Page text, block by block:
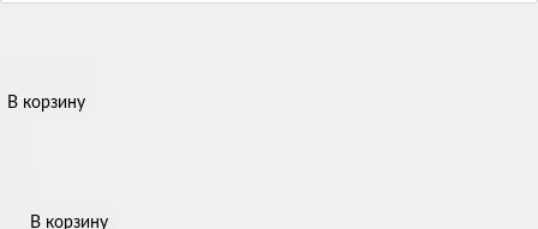
В корзину
В корзину